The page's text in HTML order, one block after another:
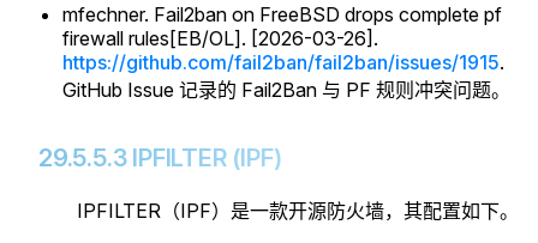
mfechner. Fail2ban on FreeBSD drops complete pf
firewall rules[EB/OL]. [2026-03-26].
https://github.com/fail2ban/fail2ban/issues/1915.
GitHub Issue 记录的 Fail2Ban 与 PF 规则冲突问题。
29.5.5.3 IPFILTER (IPF)
IPFILTER（IPF）是一款开源防火墙，其配置如下。